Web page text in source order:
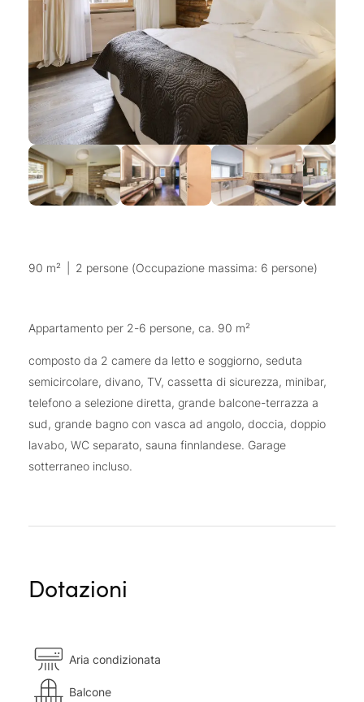
90 m² 2 persone (Occupazione massima: 6 persone)
Appartamento per 2-6 persone, ca. 90 m²
composto da 2 camere da letto e soggiorno, seduta
semicircolare, divano, TV, cassetta di sicurezza, minibar,
telefono a selezione diretta, grande balcone-terrazza a
sud, grande bagno con vasca ad angolo, doccia, doppio
lavabo, WC separato, sauna finnlandese. Garage
sotterraneo incluso.
Dotazioni
Aria condizionata
Balcone